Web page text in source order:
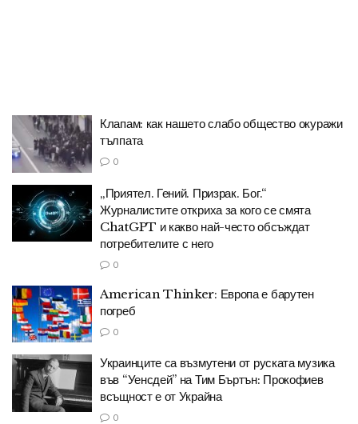
Клапам: как нашето слабо общество окуражи
тълпата
0
„Приятел. Гений. Призрак. Бог.“
Журналистите откриха за кого се смята
ChatGPT и какво най-често обсъждат
потребителите с него
0
American Thinker: Европа е барутен
погреб
0
Украинците са възмутени от руската музика
във “Уенсдей” на Тим Бъртън: Прокофиев
всъщност е от Украйна
0